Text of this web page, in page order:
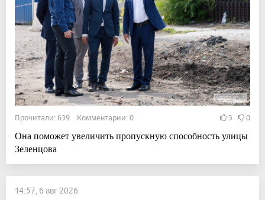
Прочитали: 639 Комментарии: 0 3 0
Она поможет увеличить пропускную способность улицы
Зеленцова
14:57, 6 авг 2026